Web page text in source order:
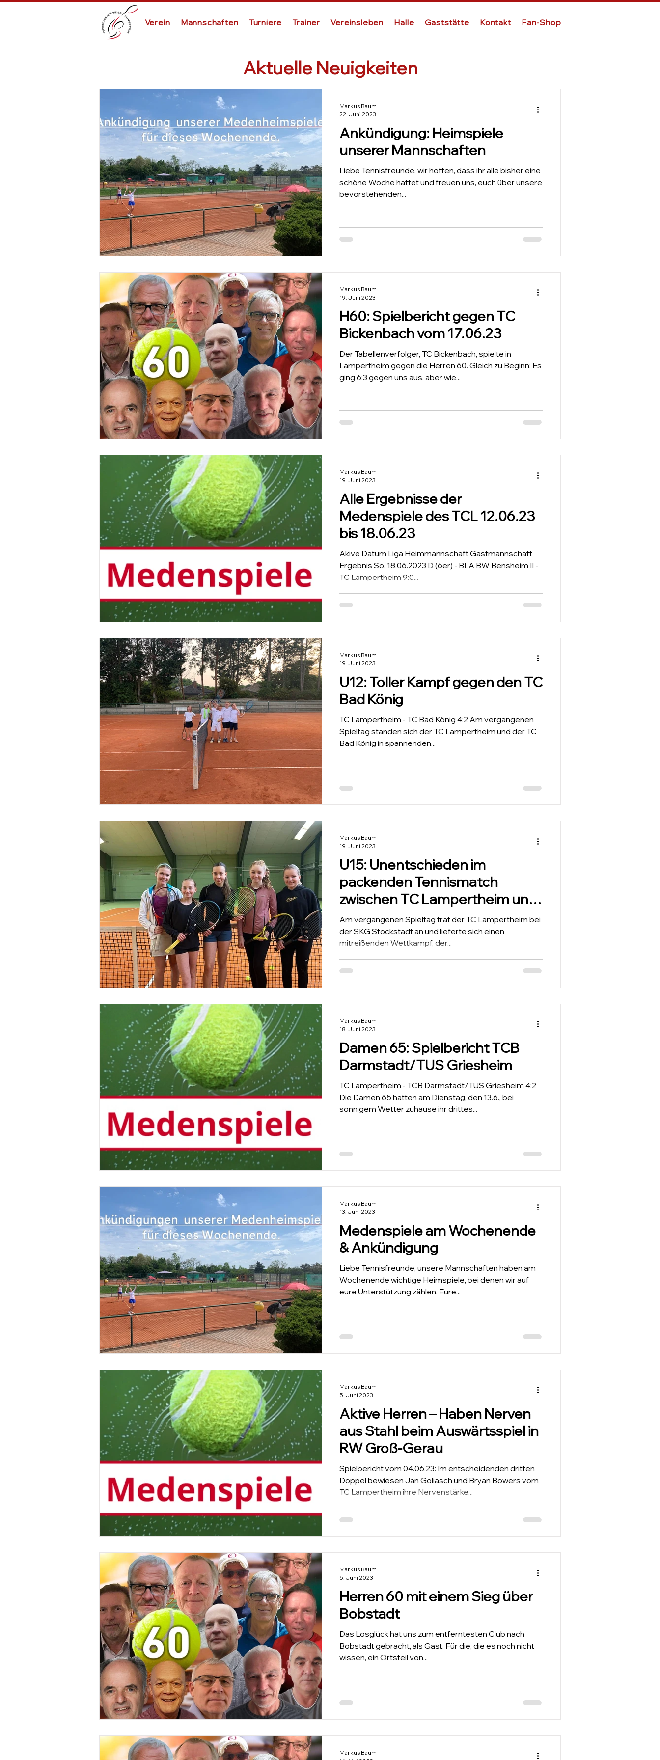
Verein Mannschaften Turniere Trainer Vereinsleben Halle Gaststätte Kontakt Fan-Shop
Aktuelle Neuigkeiten
Ankündigung: Heimspiele
unserer Mannschaften
Liebe Tennisfreunde, wir hoffen, dass ihr alle bisher eine
schöne Woche hattet und freuen uns, euch über unsere
bevorstehenden...
Markus Baum
22. Juni 2023
H60: Spielbericht gegen TC
Bickenbach vom 17.06.23
Der Tabellenverfolger, TC Bickenbach, spielte in
Lampertheim gegen die Herren 60. Gleich zu Beginn: Es
ging 6:3 gegen uns aus, aber wie...
Markus Baum
19. Juni 2023
Alle Ergebnisse der
Medenspiele des TCL 12.06.23
bis 18.06.23
Akive Datum Liga Heimmannschaft Gastmannschaft
Ergebnis So. 18.06.2023 D (6er) - BLA BW Bensheim II -
TC Lampertheim 9:0...
Markus Baum
19. Juni 2023
U12: Toller Kampf gegen den TC
Bad König
TC Lampertheim - TC Bad König 4:2 Am vergangenen
Spieltag standen sich der TC Lampertheim und der TC
Bad König in spannenden...
Markus Baum
19. Juni 2023
U15: Unentschieden im
packenden Tennismatch
zwischen TC Lampertheim und
SKG Stockstadt
Am vergangenen Spieltag trat der TC Lampertheim bei
der SKG Stockstadt an und lieferte sich einen
mitreißenden Wettkampf, der...
Markus Baum
19. Juni 2023
Damen 65: Spielbericht TCB
Darmstadt/TUS Griesheim
TC Lampertheim - TCB Darmstadt/TUS Griesheim 4:2
Die Damen 65 hatten am Dienstag, den 13.6., bei
sonnigem Wetter zuhause ihr drittes...
Markus Baum
18. Juni 2023
Medenspiele am Wochenende
& Ankündigung
Liebe Tennisfreunde, unsere Mannschaften haben am
Wochenende wichtige Heimspiele, bei denen wir auf
eure Unterstützung zählen. Eure...
Markus Baum
13. Juni 2023
Aktive Herren – Haben Nerven
aus Stahl beim Auswärtsspiel in
RW Groß-Gerau
Spielbericht vom 04.06.23: Im entscheidenden dritten
Doppel bewiesen Jan Goliasch und Bryan Bowers vom
TC Lampertheim ihre Nervenstärke...
Markus Baum
5. Juni 2023
Herren 60 mit einem Sieg über
Bobstadt
Das Losglück hat uns zum entferntesten Club nach
Bobstadt gebracht, als Gast. Für die, die es noch nicht
wissen, ein Ortsteil von...
Markus Baum
5. Juni 2023
Markus Baum